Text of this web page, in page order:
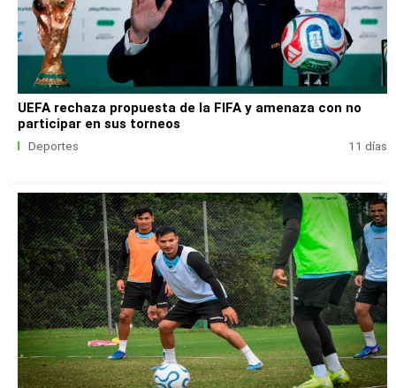
UEFA rechaza propuesta de la FIFA y amenaza con no
participar en sus torneos
Deportes 11 días